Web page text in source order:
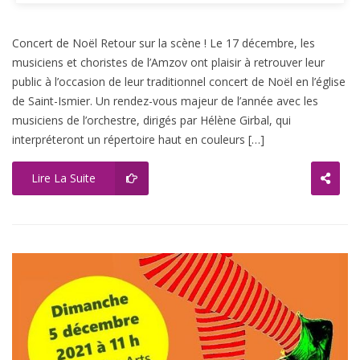
Concert de Noël Retour sur la scène ! Le 17 décembre, les
musiciens et choristes de l’Amzov ont plaisir à retrouver leur
public à l’occasion de leur traditionnel concert de Noël en l’église
de Saint-Ismier. Un rendez-vous majeur de l’année avec les
musiciens de l’orchestre, dirigés par Hélène Girbal, qui
interpréteront un répertoire haut en couleurs […]
Lire La Suite